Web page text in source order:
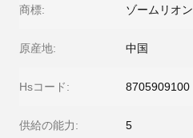
商標: ゾームリオン
原産地: 中国
Hsコード: 8705909100
供給の能力: 5